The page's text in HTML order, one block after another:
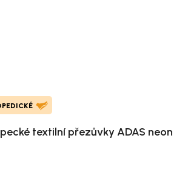
textilní přezůvky ADAS neon